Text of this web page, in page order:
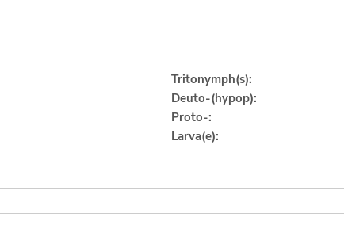
Tritonymph(s):
Deuto-(hypop):
Proto-:
Larva(e):